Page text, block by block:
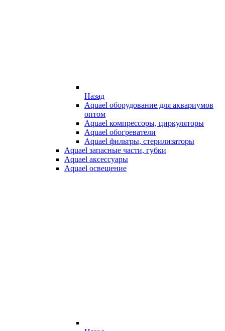
Назад
Aquael оборудование для аквариумов
оптом
Aquael компрессоры, циркуляторы
Aquael обогреватели
Aquael фильтры, стерилизаторы
Aquael запасные части, губки
Aquael аксессуары
Aquael освещение